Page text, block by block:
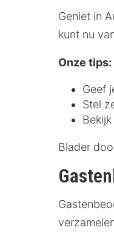
Geniet in
kunt nu
Onze tips:
Geef
Stel
Blader